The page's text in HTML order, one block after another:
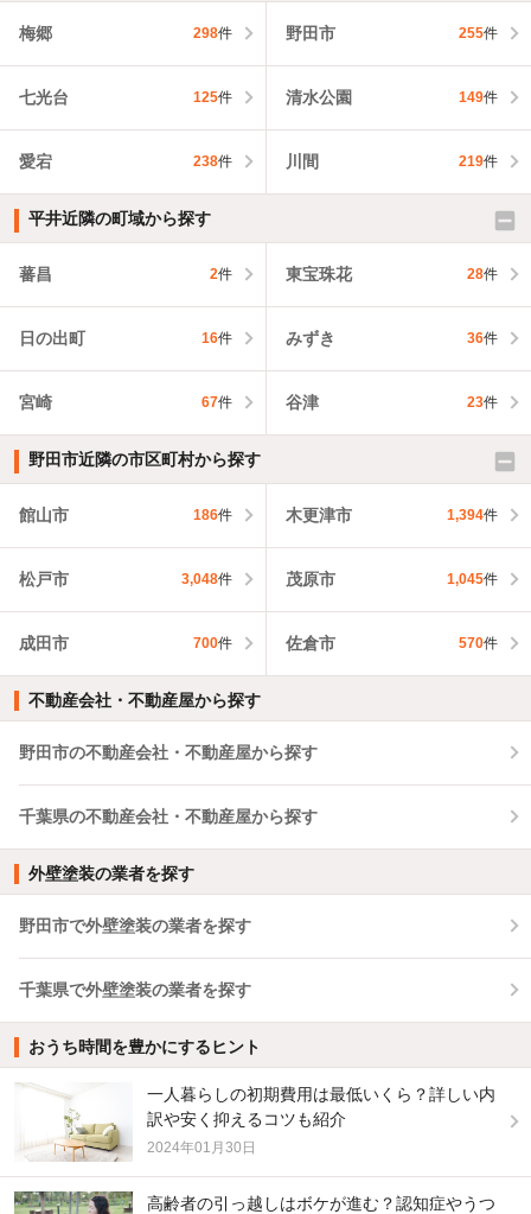
梅郷 298件 野田市 255件
七光台 125件 清水公園 149件
愛宕 238件 川間 219件
平井近隣の町域から探す
蕃昌 2件 東宝珠花 28件
日の出町 16件 みずき 36件
宮崎 67件 谷津 23件
野田市近隣の市区町村から探す
館山市 186件 木更津市 1,394件
松戸市 3,048件 茂原市 1,045件
成田市 700件 佐倉市 570件
不動産会社・不動産屋から探す
野田市の不動産会社・不動産屋から探す
千葉県の不動産会社・不動産屋から探す
外壁塗装の業者を探す
野田市で外壁塗装の業者を探す
千葉県で外壁塗装の業者を探す
おうち時間を豊かにするヒント
一人暮らしの初期費用は最低いくら？詳しい内
訳や安く抑えるコツも紹介
2024年01月30日
高齢者の引っ越しはボケが進む？認知症やうつ